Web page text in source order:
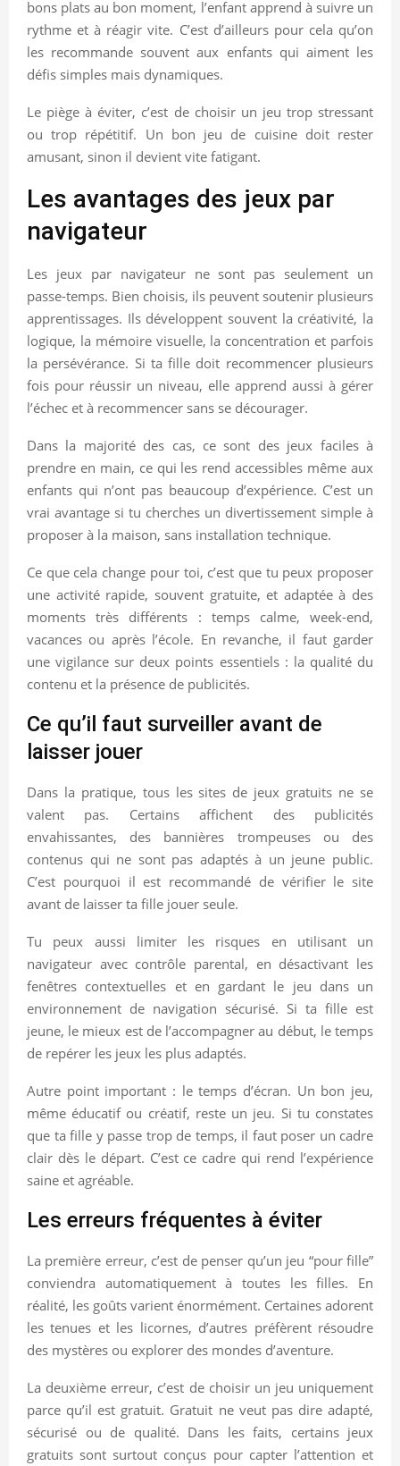
bons plats au bon moment, l’enfant apprend à suivre un
rythme et à réagir vite. C’est d’ailleurs pour cela qu’on
les recommande souvent aux enfants qui aiment les
défis simples mais dynamiques.
Le piège à éviter, c’est de choisir un jeu trop stressant
ou trop répétitif. Un bon jeu de cuisine doit rester
amusant, sinon il devient vite fatigant.
Les avantages des jeux par
navigateur
Les jeux par navigateur ne sont pas seulement un
passe-temps. Bien choisis, ils peuvent soutenir plusieurs
apprentissages. Ils développent souvent la créativité, la
logique, la mémoire visuelle, la concentration et parfois
la persévérance. Si ta fille doit recommencer plusieurs
fois pour réussir un niveau, elle apprend aussi à gérer
l’échec et à recommencer sans se décourager.
Dans la majorité des cas, ce sont des jeux faciles à
prendre en main, ce qui les rend accessibles même aux
enfants qui n’ont pas beaucoup d’expérience. C’est un
vrai avantage si tu cherches un divertissement simple à
proposer à la maison, sans installation technique.
Ce que cela change pour toi, c’est que tu peux proposer
une activité rapide, souvent gratuite, et adaptée à des
moments très différents : temps calme, week-end,
vacances ou après l’école. En revanche, il faut garder
une vigilance sur deux points essentiels : la qualité du
contenu et la présence de publicités.
Ce qu’il faut surveiller avant de
laisser jouer
Dans la pratique, tous les sites de jeux gratuits ne se
valent pas. Certains affichent des publicités
envahissantes, des bannières trompeuses ou des
contenus qui ne sont pas adaptés à un jeune public.
C’est pourquoi il est recommandé de vérifier le site
avant de laisser ta fille jouer seule.
Tu peux aussi limiter les risques en utilisant un
navigateur avec contrôle parental, en désactivant les
fenêtres contextuelles et en gardant le jeu dans un
environnement de navigation sécurisé. Si ta fille est
jeune, le mieux est de l’accompagner au début, le temps
de repérer les jeux les plus adaptés.
Autre point important : le temps d’écran. Un bon jeu,
même éducatif ou créatif, reste un jeu. Si tu constates
que ta fille y passe trop de temps, il faut poser un cadre
clair dès le départ. C’est ce cadre qui rend l’expérience
saine et agréable.
Les erreurs fréquentes à éviter
La première erreur, c’est de penser qu’un jeu “pour fille”
conviendra automatiquement à toutes les filles. En
réalité, les goûts varient énormément. Certaines adorent
les tenues et les licornes, d’autres préfèrent résoudre
des mystères ou explorer des mondes d’aventure.
La deuxième erreur, c’est de choisir un jeu uniquement
parce qu’il est gratuit. Gratuit ne veut pas dire adapté,
sécurisé ou de qualité. Dans les faits, certains jeux
gratuits sont surtout conçus pour capter l’attention et